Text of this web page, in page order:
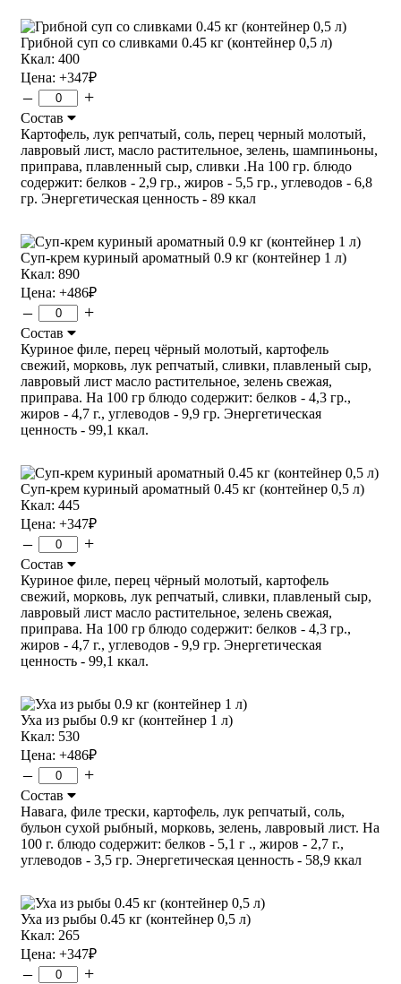
Грибной суп со сливками 0.45 кг (контейнер 0,5 л)
Ккал: 400
Цена: +347₽
– +
Состав
Картофель, лук репчатый, соль, перец черный молотый,
лавровый лист, масло растительное, зелень, шампиньоны,
приправа, плавленный сыр, сливки .На 100 гр. блюдо
содержит: белков - 2,9 гр., жиров - 5,5 гр., углеводов - 6,8
гр. Энергетическая ценность - 89 ккал
Суп-крем куриный ароматный 0.9 кг (контейнер 1 л)
Ккал: 890
Цена: +486₽
– +
Состав
Куриное филе, перец чёрный молотый, картофель
свежий, морковь, лук репчатый, сливки, плавленый сыр,
лавровый лист масло растительное, зелень свежая,
приправа. На 100 гр блюдо содержит: белков - 4,3 гр.,
жиров - 4,7 г., углеводов - 9,9 гр. Энергетическая
ценность - 99,1 ккал.
Суп-крем куриный ароматный 0.45 кг (контейнер 0,5 л)
Ккал: 445
Цена: +347₽
– +
Состав
Куриное филе, перец чёрный молотый, картофель
свежий, морковь, лук репчатый, сливки, плавленый сыр,
лавровый лист масло растительное, зелень свежая,
приправа. На 100 гр блюдо содержит: белков - 4,3 гр.,
жиров - 4,7 г., углеводов - 9,9 гр. Энергетическая
ценность - 99,1 ккал.
Уха из рыбы 0.9 кг (контейнер 1 л)
Ккал: 530
Цена: +486₽
– +
Состав
Навага, филе трески, картофель, лук репчатый, соль,
бульон сухой рыбный, морковь, зелень, лавровый лист. На
100 г. блюдо содержит: белков - 5,1 г ., жиров - 2,7 г.,
углеводов - 3,5 гр. Энергетическая ценность - 58,9 ккал
Уха из рыбы 0.45 кг (контейнер 0,5 л)
Ккал: 265
Цена: +347₽
– +